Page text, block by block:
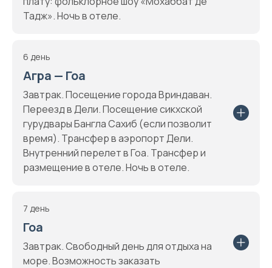
Тадж». Ночь в отеле.
6 день
Агра — Гоа
Завтрак. Посещение города Вриндаван.
Переезд в Дели. Посещение сикхской
гурудвары Бангла Сахиб (если позволит
время). Трансфер в аэропорт Дели.
Внутренний перелет в Гоа. Трансфер и
размещение в отеле. Ночь в отеле.
7 день
Гоа
Завтрак. Свободный день для отдыха на
море. Возможность заказать